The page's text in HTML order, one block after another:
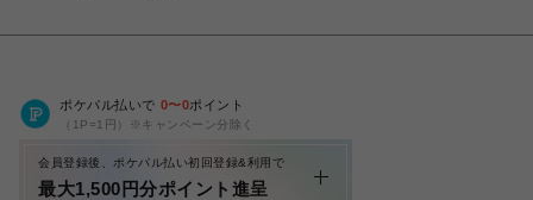
ポケパル払いで 0〜0ポイント
（1P=1円）※キャンペーン分除く
会員登録後、ポケパル払い初回登録&利用で
最大1,500円分ポイント進呈